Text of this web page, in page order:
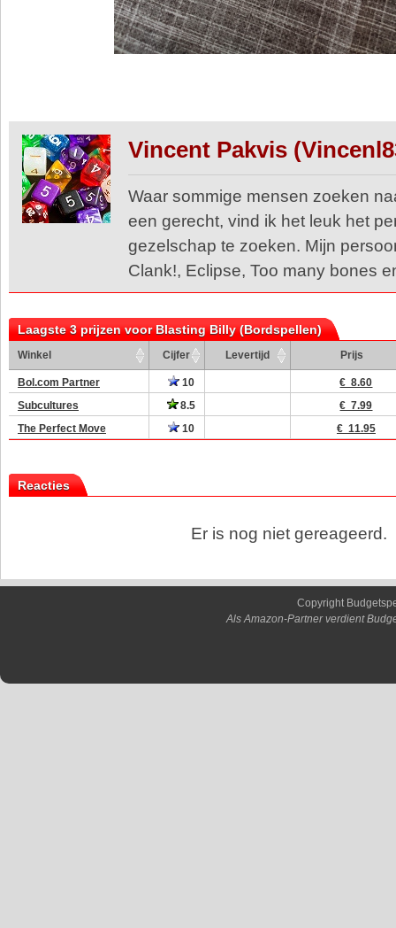
Vincent Pakvis
Waar sommige mensen zoeken
een gerecht, vind ik het leuk het
gezelschap te zoeken. Mijn
Clank!, Eclipse, Too many bones
Laagste 3 prijzen voor Blasting Billy (Bordspellen)
Winkel Cijfer Levertijd Prijs
Bol.com Partner 10
€ 8.60
Subcultures
8.5
€ 7.99
The Perfect Move
10 € 11.95
Reacties
Er is nog niet gereageerd.
Copyright
Als Amazon-Partner verdient